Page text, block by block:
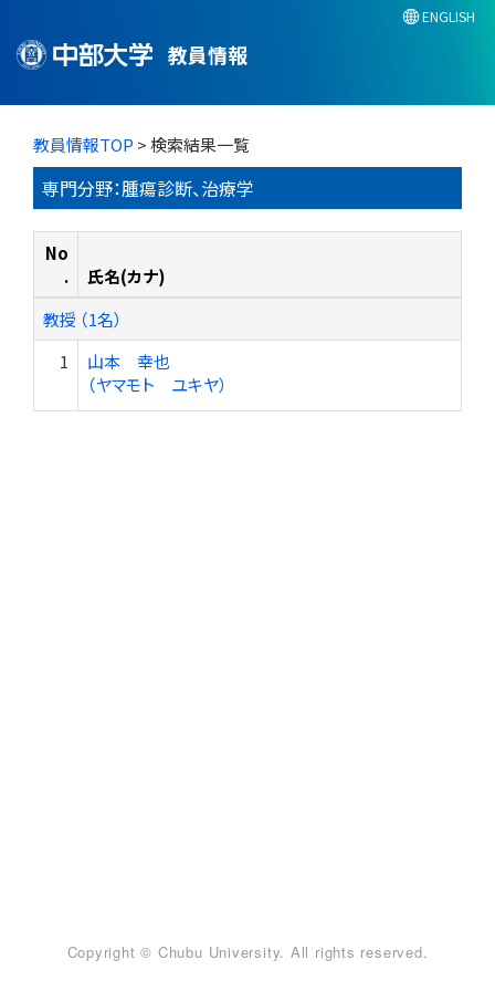
教員情報
ENGLISH
教員情報TOP > 検索結果一覧
専門分野：腫瘍診断、治療学
No
.
氏名(カナ)
教授 （1名）
1
山本 幸也
（ヤマモト ユキヤ）
Copyright © Chubu University. All rights reserved.